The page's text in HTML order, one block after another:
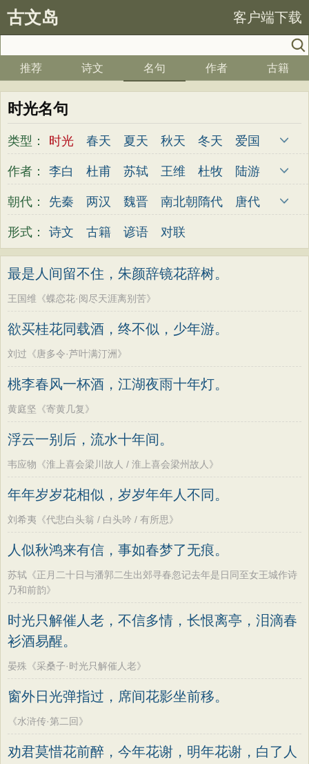
古文岛 客户端下载
推荐 诗文 名句 作者 古籍
时光名句
类型： 时光 春天 夏天 秋天 冬天
爱国
写雪
思念 爱情 思乡 离别
月亮
竹子
哲理 泰山 边塞
桃花
老师 母亲 伤感 田园
庐山
星星
晋书
左传 论衡 管子 说苑
清明节
端午节 七夕节
中秋节
重阳节
红楼梦
弟子规 战国策
淮南子
商君书 水浒传
西游记
格言联璧
围炉夜话
增广贤文
吕氏春秋
文心雕龙
作者： 李白 杜甫 苏轼 王维 杜牧
陆游
李煜
元稹 韩愈 岑参 齐己
贾岛
皎然
许浑 罗隐 贯休 韦庄
屈原
王勃
张祜 王建 晏殊 岳飞
卢纶
秦观 钱起
方干
李峤 赵嘏 贺铸 郑谷
张说
张炎
柳宗元
王安石 欧阳修
韦应物
诸葛亮
范仲淹 陆龟蒙
周邦彦
杜荀鹤 吴文英
马致远
皮日休
左丘明 张九龄
权德舆
黄庭坚
司马迁 皇甫冉
文天祥
刘辰翁
陈子昂
纳兰性德
朝代： 先秦 两汉 魏晋 南北朝 隋代
唐代
五代
宋代 金朝 元代
形式： 诗文 古籍 谚语 对联
最是人间留不住，朱颜辞镜花辞树。
王国维《蝶恋花·阅尽天涯离别苦》
欲买桂花同载酒，终不似，少年游。
刘过《唐多令·芦叶满汀洲》
桃李春风一杯酒，江湖夜雨十年灯。
黄庭坚《寄黄几复》
浮云一别后，流水十年间。
韦应物《淮上喜会梁川故人 / 淮上喜会梁州故人》
年年岁岁花相似，岁岁年年人不同。
刘希夷《代悲白头翁 / 白头吟 / 有所思》
人似秋鸿来有信，事如春梦了无痕。
苏轼《正月二十日与潘郭二生出郊寻春忽记去年是日同至女王城作诗
乃和前韵》
时光只解催人老，不信多情，长恨离亭，泪滴春
衫酒易醒。
晏殊《采桑子·时光只解催人老》
窗外日光弹指过，席间花影坐前移。
《水浒传·第二回》
劝君莫惜花前醉，今年花谢，明年花谢，白了人